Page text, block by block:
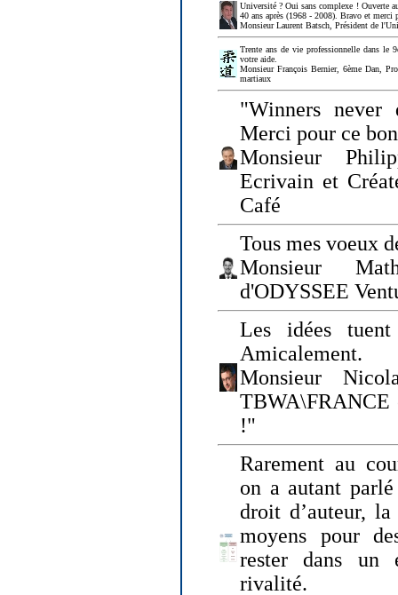
Université ? Oui sans complexe ! Ouverte
40 ans après (1968 - 2008). Bravo et merci
Monsieur Laurent Batsch, Président de
Trente ans de vie professionnelle dans le
votre aide.
Monsieur François Bernier, 6ème Dan,
martiaux
"Winners
Merci pour ce
Monsieur
Ecrivain et
Café
Tous mes voeux
Monsieur
d'ODYSSEE
Les idées
Amicalement.
Monsieur
TBWA\FRANCE
!"
Rarement au
on a autant
droit d’auteur,
moyens pour
rester dans un
rivalité.